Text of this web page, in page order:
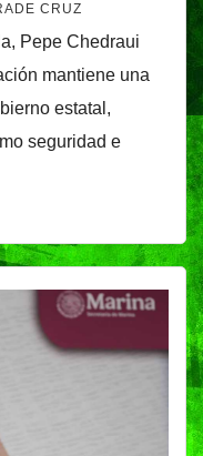
CRUZ
Pepe Chedraui
mantiene una
estatal,
seguridad e